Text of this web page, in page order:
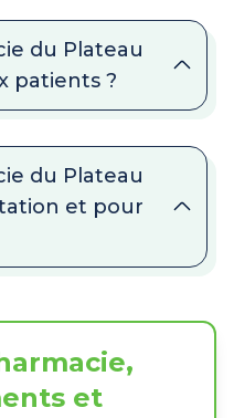
du Plateau
patients ?
du Plateau
et pour
et